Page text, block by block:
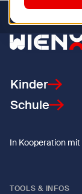
Zurück zur
Kinder
Schule
In Kooperation
TOOLS & INFOS